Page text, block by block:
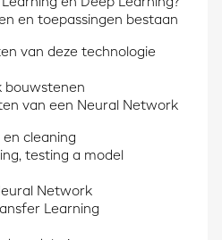
en Deep Learning?
en toepassingen bestaan
van deze technologie
bouwstenen
van een Neural Network
cleaning
testing a model
Network
Learning